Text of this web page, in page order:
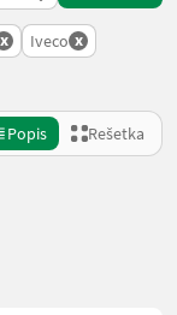
x Iveco x
Popis Rešetka